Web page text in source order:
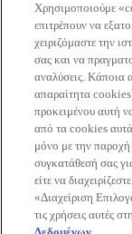
Εταιρεία
Τελευταία Νέα
Όροι χρήσης
Γλωσσάριο
Πολιτική
συνέχειας
Χρησιμοποιούμε
επιτρέπουν να
χειριζόμαστε την
σας και να
αναλύσεις. Κάποια
απαραίτητα cookies)
προκειμένου αυτή
από τα cookies αυτά
μόνο με την
συγκατάθεσή σας
είτε να
«Διαχείριση
τις χρήσεις αυτές στη